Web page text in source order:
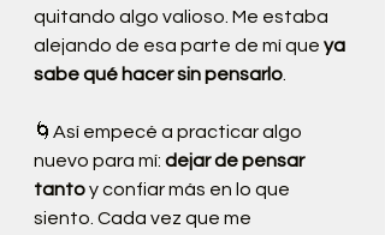
quitando algo valioso. Me estaba
alejando de esa parte de mí que ya
sabe qué hacer sin pensarlo
🌀Así empecé a practicar algo
nuevo para mí: dejar de pensar
tanto y confiar más en lo que
siento. Cada vez que me